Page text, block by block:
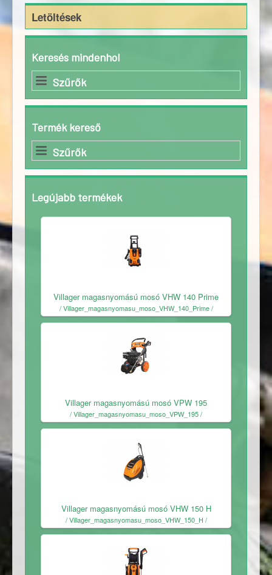
Letöltések
Keresés mindenhol
Szűrők
Termék kereső
Szűrők
Legújabb termékek
Villager magasnyomású mosó VHW 140 Prime
/ Villager_magasnyomasu_moso_VHW_140_Prime /
Villager magasnyomású mosó VPW 195
/ Villager_magasnyomasu_moso_VPW_195 /
Villager magasnyomású mosó VHW 150 H
/ Villager_magasnyomasu_moso_VHW_150_H /